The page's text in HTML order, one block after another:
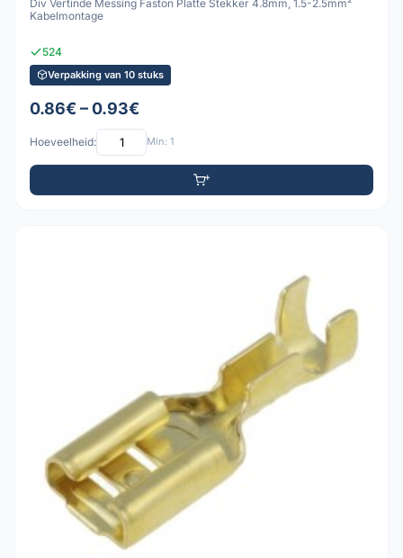
Div Vertinde Messing Faston Platte Stekker 4.8mm, 1.5-2.5mm²
Kabelmontage
524
Verpakking van 10 stuks
0.86€ – 0.93€
Hoeveelheid: Min: 1